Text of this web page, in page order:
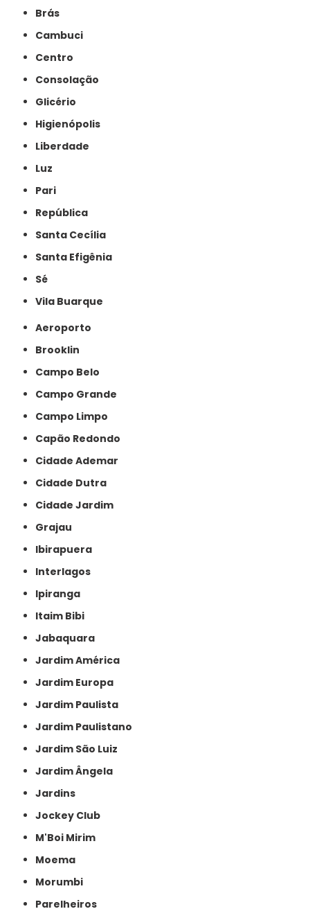
Brás
Cambuci
Centro
Consolação
Glicério
Higienópolis
Liberdade
Luz
Pari
República
Santa Cecília
Santa Efigênia
Sé
Vila Buarque
Aeroporto
Brooklin
Campo Belo
Campo Grande
Campo Limpo
Capão Redondo
Cidade Ademar
Cidade Dutra
Cidade Jardim
Grajau
Ibirapuera
Interlagos
Ipiranga
Itaim Bibi
Jabaquara
Jardim América
Jardim Europa
Jardim Paulista
Jardim Paulistano
Jardim São Luiz
Jardim Ângela
Jardins
Jockey Club
M'Boi Mirim
Moema
Morumbi
Parelheiros